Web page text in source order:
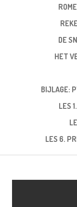
DE
HET
BIJLAGE:
LES
LES 6.